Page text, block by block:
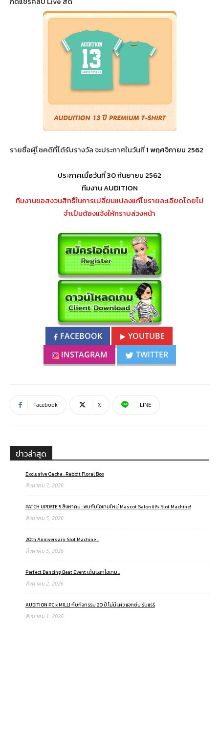
รายชื่อผู้โชคดีที่ได้รับรางวัล จะประกาศในวันที่1 พฤศจิกายน 2562
ประกาศเมื่อวันที่ 30 กันยายน 2562
ทีมงาน AUDITION
ทีมงานขอสงวนสิทธิ์ในการเปลี่ยนแปลงแก้ไขรายละเอียดโดยไม่
จำเป็นต้องแจ้งให้ทราบล่วงหน้า
FACEBOOK
YOUTUBE
INSTAGRAM
TWITTER
Facebook X LINE
ข่าวล่าสุด
Exclusive Gacha : Rabbit Floral Box
สิงหาคม 7, 2026
PATCH UPDATE 5 สิงหาคม : พบกับไอเทมใหม่ Mascot Salon และ Slot Machine!
สิงหาคม 5, 2026
20th Anniversary Slot Machine ..
สิงหาคม 5, 2026
Perfect Dancing Beat Event เต้นแลกไอเทม ..
สิงหาคม 2, 2026
AUDITION PC x MILLI กับกิจกรรม 20 ปี ไม่มีแผ่ว แจกยับ รับแรร์
สิงหาคม 1, 2026